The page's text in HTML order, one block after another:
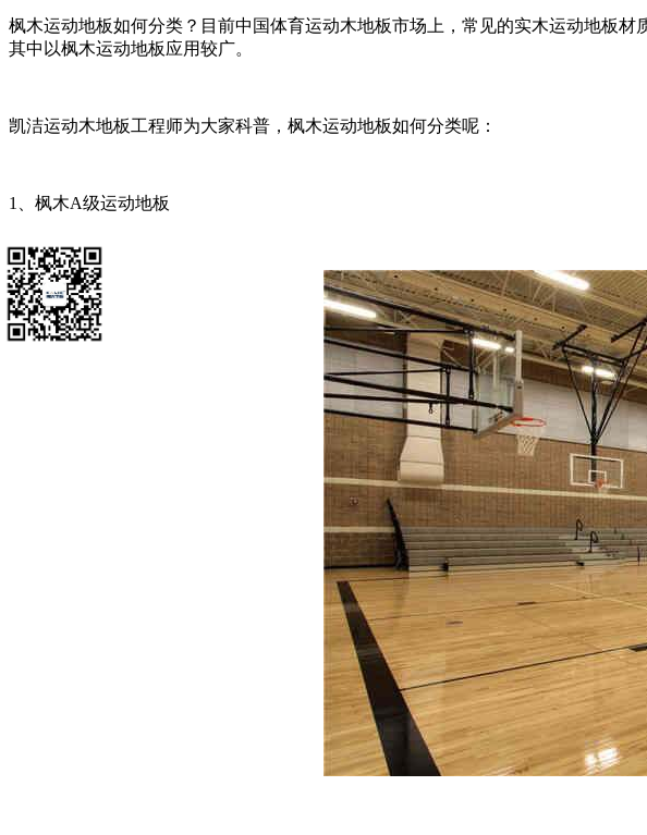
枫木运动地板如何分类？目前中国体育运动木地板市场上，常见的实木运动地板
其中以枫木运动地板应用较广。
凯洁运动木地板工程师为大家科普，枫木运动地板如何分类呢：
1、枫木A级运动地板